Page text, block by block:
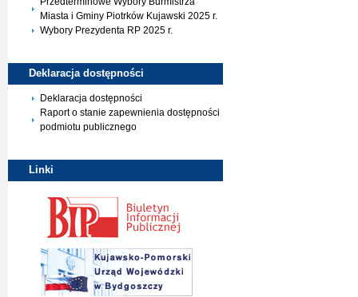
Miasta i Gminy Piotrków Kujawski 2025 r.
Wybory Prezydenta RP 2025 r.
Deklaracja dostępności
Deklaracja dostępności
Raport o stanie zapewnienia dostępności
podmiotu publicznego
Linki